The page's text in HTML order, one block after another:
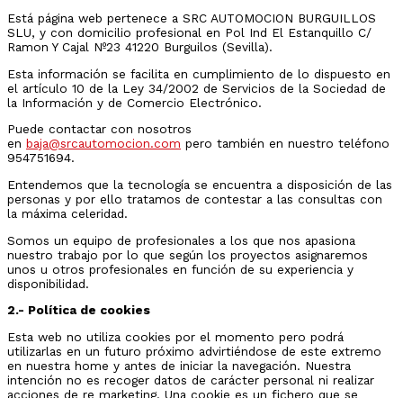
Está página web pertenece a SRC AUTOMOCION BURGUILLOS
SLU, y con domicilio profesional en Pol Ind El Estanquillo C/
Ramon Y Cajal Nº23 41220 Burguilos (Sevilla).
Esta información se facilita en cumplimiento de lo dispuesto en
el artículo 10 de la Ley 34/2002 de Servicios de la Sociedad de
la Información y de Comercio Electrónico.
Puede contactar con nosotros
en baja@srcautomocion.com pero también en nuestro teléfono
954751694.
Entendemos que la tecnología se encuentra a disposición de las
personas y por ello tratamos de contestar a las consultas con
la máxima celeridad.
Somos un equipo de profesionales a los que nos apasiona
nuestro trabajo por lo que según los proyectos asignaremos
unos u otros profesionales en función de su experiencia y
disponibilidad.
2.- Política de cookies
Esta web no utiliza cookies por el momento pero podrá
utilizarlas en un futuro próximo advirtiéndose de este extremo
en nuestra home y antes de iniciar la navegación. Nuestra
intención no es recoger datos de carácter personal ni realizar
acciones de re marketing. Una cookie es un fichero que se